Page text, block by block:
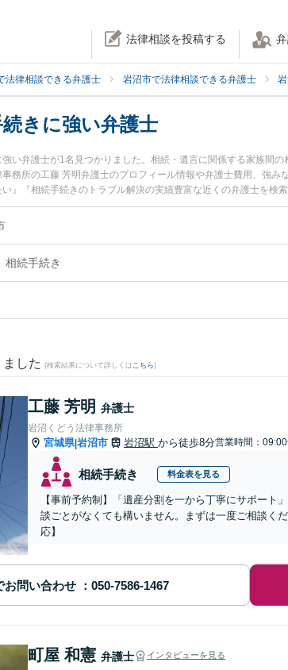
法律相談を投稿する
法律相談できる弁護士 岩沼市で法律相談できる弁護士
きに強い弁護士
い弁護士が1名見つかりました。相続・遺言に関係する家族間
務所の工藤 芳明弁護士のプロフィール情報や弁護士費用、強
』『相続手続きのトラブル解決の実績豊富な近くの弁護士を
者さんにおすすめです。
相続手続き
した (検索結果について詳しくは こちら)
工藤 芳明 弁護士
岩沼くどう法律事務所
宮城県|岩沼市 岩沼駅 から徒歩8分営業時間：
相続手続き 料金表を見る
【事前予約制】「遺産分割を一から丁寧にサポー
談ごとがなくても構いません。まずは一度ご相談く
応】
お問い合わせ
町屋 和憲 弁護士 インタビューを見る